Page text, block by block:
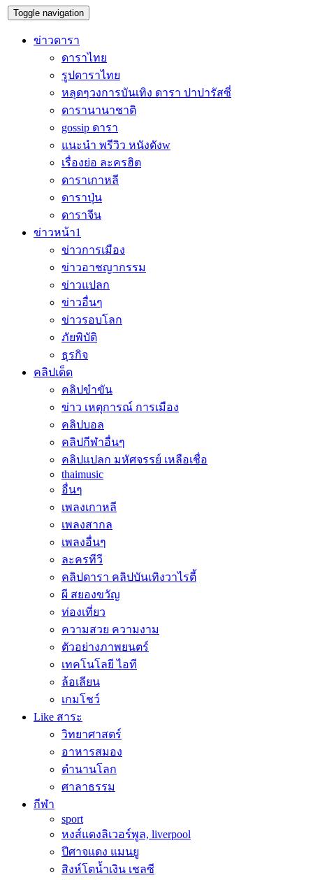
Toggle navigation
ข่าวดารา
ดาราไทย
รูปดาราไทย
หลุดๆวงการบันเทิง ดารา ปาปารัสซี่
ดารานานาชาติ
gossip ดารา
แนะนำ พรีวิว หนังดังw
เรื่องย่อ ละครฮิต
ดาราเกาหลี
ดาราปุ่น
ดาราจีน
ข่าวหน้า1
ข่าวการเมือง
ข่าวอาชญากรรม
ข่าวแปลก
ข่าวอื่นๆ
ข่าวรอบโลก
ภัยพิบัติ
ธุรกิจ
คลิปเด็ด
คลิปขำขัน
ข่าว เหตุการณ์ การเมือง
คลิปบอล
คลิปกีฬาอื่นๆ
คลิปแปลก มหัศจรรย์ เหลือเชื่อ
thaimusic
อื่นๆ
เพลงเกาหลี
เพลงสากล
เพลงอื่นๆ
ละครทีวี
คลิปดารา คลิปบันเทิงวาไรตี้
ผี สยองขวัญ
ท่องเที่ยว
ความสวย ความงาม
ตัวอย่างภาพยนตร์
เทคโนโลยี ไอที
ล้อเลียน
เกมโชว์
Like สาระ
วิทยาศาสตร์
อาหารสมอง
ตำนานโลก
ศาลาธรรม
กีฬา
sport
หงส์แดงลิเวอร์พูล, liverpool
ปีศาจแดง แมนยู
สิงห์โตน้ำเงิน เชลซี